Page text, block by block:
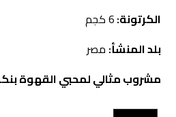
الكرتونة:6 كجم
بلد المنشأ: مصر
مشروب مثالي لمحبي القهوة